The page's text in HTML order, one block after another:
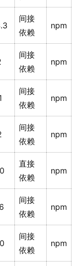
间接
依赖
npm
间接
依赖
npm
间接
依赖
npm
间接
依赖
npm
直接
依赖
npm
间接
依赖
npm
间接
依赖
npm